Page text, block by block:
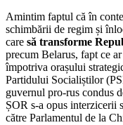
Amintim faptul că în
schimbării de regim și
care să transforme
precum Belarus, fapt ce
împotriva orașului
Partidului Socialiștilor
guvernul pro-rus condus
ȘOR s-a opus interzicerii
către Parlamentul de la